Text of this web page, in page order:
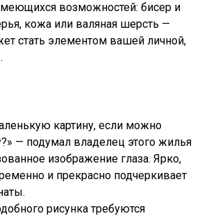
возможностей: бисер и
кожа или валяная шерсть —
стать элементом вашей личной,
картину, если можно
— подумал владелец этого жилья
изображение глаза. Ярко,
и прекрасно подчеркивает
рисунка требуются